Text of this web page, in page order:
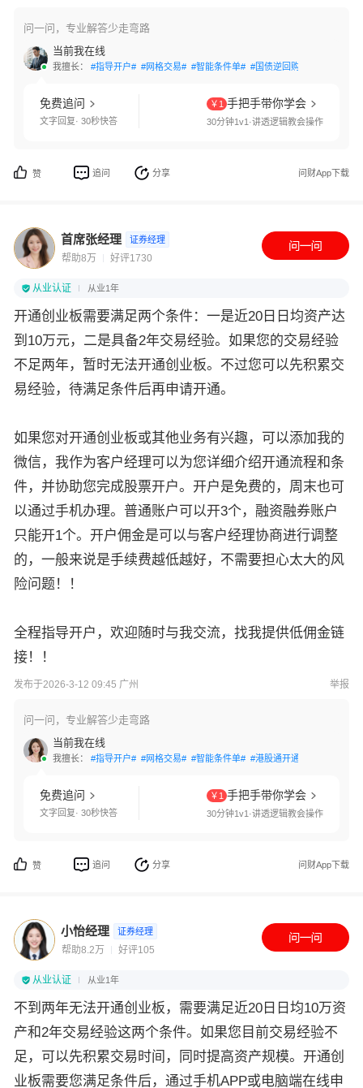
问一问，专业解答少走弯路
当前我在线
我擅长： #指导开户# #网格交易# #智能条件单# #国债逆回购#
免费追问
文字回复· 30秒快答
￥1 手把手带你学会
30分钟1v1·讲透逻辑教会操作
赞 追问 分享 问财App下载
首席张经理 证券经理
帮助8万 好评1730
从业认证 从业1年
开通创业板需要满足两个条件：一是近20日日均资产达
到10万元，二是具备2年交易经验。如果您的交易经验
不足两年，暂时无法开通创业板。不过您可以先积累交
易经验，待满足条件后再申请开通。
如果您对开通创业板或其他业务有兴趣，可以添加我的
微信，我作为客户经理可以为您详细介绍开通流程和条
件，并协助您完成股票开户。开户是免费的，周末也可
以通过手机办理。普通账户可以开3个，融资融券账户
只能开1个。开户佣金是可以与客户经理协商进行调整
的，一般来说是手续费越低越好，不需要担心太大的风
险问题！！
全程指导开户，欢迎随时与我交流，找我提供低佣金链
接！！
发布于2026-3-12 09:45 广州 举报
问一问，专业解答少走弯路
当前我在线
我擅长： #指导开户# #网格交易# #智能条件单# #港股通开通#
免费追问
文字回复· 30秒快答
￥1 手把手带你学会
30分钟1v1·讲透逻辑教会操作
赞 追问 分享 问财App下载
小怡经理 证券经理
帮助8.2万 好评105
从业认证 从业1年
不到两年无法开通创业板，需要满足近20日日均10万资
产和2年交易经验这两个条件。如果您目前交易经验不
足，可以先积累交易时间，同时提高资产规模。开通创
业板需要您满足条件后，通过手机APP或电脑端在线申